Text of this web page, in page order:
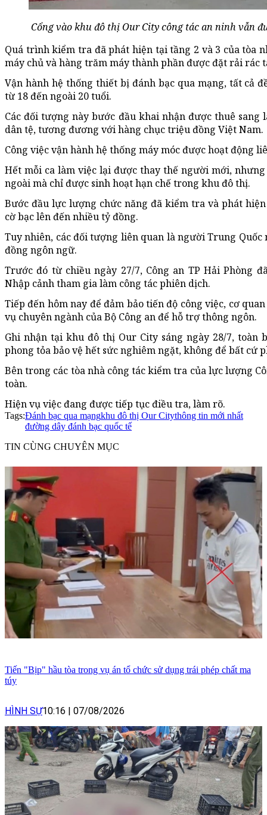
Cổng vào khu đô thị Our City công tác an ninh vẫn
Quá trình kiểm tra đã phát hiện tại tầng 2 và 3 của tòa
máy chủ và hàng trăm máy thành phần được đặt rải rác
Vận hành hệ thống thiết bị đánh bạc qua mạng, tất cả
từ 18 đến ngoài 20 tuổi.
Các đối tượng này bước đầu khai nhận được thuê
dân tệ, tương đương với hàng chục triệu đồng Việt Nam.
Công việc vận hành hệ thống máy móc được hoạt động
Hết mỗi ca làm việc lại được thay thế người mới,
ngoài mà chỉ được sinh hoạt hạn chế trong khu đô thị.
Bước đầu lực lượng chức năng đã kiểm tra và phát
cờ bạc lên đến nhiều tỷ đồng.
Tuy nhiên, các đối tượng liên quan là người Trung
đồng ngôn ngữ.
Trước đó từ chiều ngày 27/7, Công an TP Hải Phòng
Nhập cảnh tham gia làm công tác phiên dịch.
Tiếp đến hôm nay để đảm bảo tiến độ công việc, cơ
vụ chuyên ngành của Bộ Công an để hỗ trợ thông ngôn.
Ghi nhận tại khu đô thị Our City sáng ngày 28/7,
phong tỏa bảo vệ hết sức nghiêm ngặt, không để bất cứ
Bên trong các tòa nhà công tác kiểm tra của lực lượng
toàn.
Hiện vụ việc đang được tiếp tục điều tra, làm rõ.
Tags:Đánh bạc qua mạngkhu đô thị Our Citythông tin mới nhất
đường dây đánh bạc quốc tế
TIN CÙNG CHUYÊN MỤC
Tiến "Bịp" hầu tòa trong vụ án tổ chức sử dụng trái phép chất ma
túy
HÌNH SỰ10:16 07/08/2026